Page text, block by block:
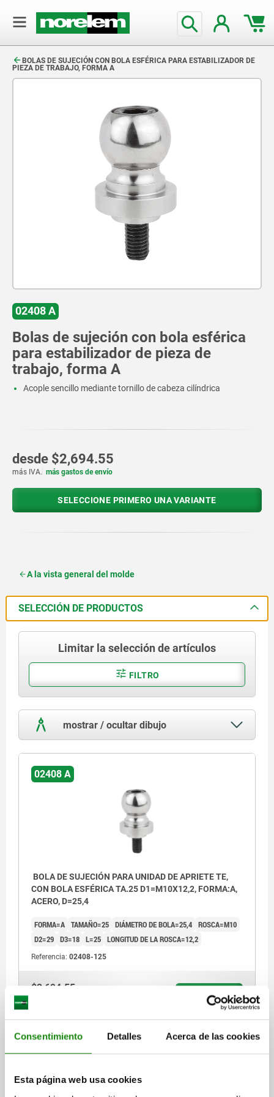
Consentimiento Detalles Acerca de las cookies
Esta página web usa cookies
BOLAS DE SUJECIÓN CON BOLA ESFÉRICA PARA ESTABILIZADOR DE
PIEZA DE TRABAJO, FORMA A
02408 A
Bolas de sujeción con bola esférica
para estabilizador de pieza de
trabajo, forma A
Acople sencillo mediante tornillo de cabeza cilíndrica
desde $2,694.55
más IVA. más gastos de envío
SELECCIONE PRIMERO UNA VARIANTE
A la vista general del molde
SELECCIÓN DE PRODUCTOS
Limitar la selección de artículos
FILTRO
mostrar / ocultar dibujo
1) Tornillo de cabeza cilíndrica DIN EN ISO
4762, M10
02408 A
BOLA DE SUJECIÓN PARA UNIDAD DE APRIETE TE,
CON BOLA ESFÉRICA TA.25 D1=M10X12,2, FORMA:A,
ACERO, D=25,4
FORMA=A TAMAÑO=25 DIÁMETRO DE BOLA=25,4 ROSCA=M10
D2=29 D3=18 L=25 LONGITUD DE LA ROSCA=12,2
Referencia: 02408-125
$2,694.55
DETALLES
DETALLES